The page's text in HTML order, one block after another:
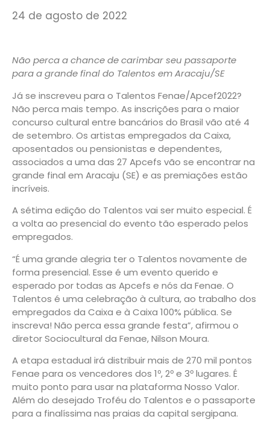
24 de agosto de 2022
Não perca a chance de carimbar seu passaporte
para a grande final do Talentos em Aracaju/SE
Já se inscreveu para o Talentos Fenae/Apcef2022?
Não perca mais tempo. As inscrições para o maior
concurso cultural entre bancários do Brasil vão até 4
de setembro. Os artistas empregados da Caixa,
aposentados ou pensionistas e dependentes,
associados a uma das 27 Apcefs vão se encontrar na
grande final em Aracaju (SE) e as premiações estão
incríveis.
A sétima edição do Talentos vai ser muito especial. É
a volta ao presencial do evento tão esperado pelos
empregados.
“É uma grande alegria ter o Talentos novamente de
forma presencial. Esse é um evento querido e
esperado por todas as Apcefs e nós da Fenae. O
Talentos é uma celebração à cultura, ao trabalho dos
empregados da Caixa e à Caixa 100% pública. Se
inscreva! Não perca essa grande festa”, afirmou o
diretor Sociocultural da Fenae, Nilson Moura.
A etapa estadual irá distribuir mais de 270 mil pontos
Fenae para os vencedores dos 1º, 2º e 3º lugares. É
muito ponto para usar na plataforma Nosso Valor.
Além do desejado Troféu do Talentos e o passaporte
para a finalíssima nas praias da capital sergipana.